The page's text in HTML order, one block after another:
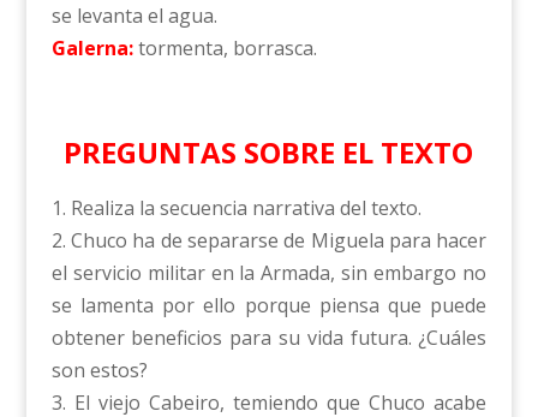
se levanta el agua.
Galerna:tormenta, borrasca.
PREGUNTAS SOBRE EL TEXTO
1. Realiza la secuencia narrativa del texto.
2. Chuco ha de separarse de Miguela para hacer
el servicio militar en la Armada, sin embargo no
se lamenta por ello porque piensa que puede
obtener beneficios para su vida futura. ¿Cuáles
son estos?
3. El viejo Cabeiro, temiendo que Chuco acabe